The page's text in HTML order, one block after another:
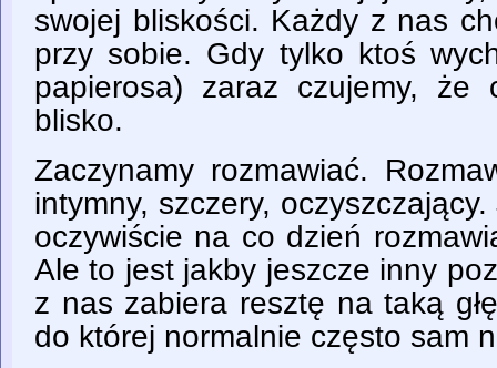
swojej bliskości. Każdy z nas
przy sobie. Gdy tylko ktoś
papierosa) zaraz czujemy, że
blisko.
Zaczynamy rozmawiać.
intymny, szczery,
oczywiście na co dzień
Ale to jest jakby jeszcze inny
z nas zabiera resztę na taką
do której normalnie często sam